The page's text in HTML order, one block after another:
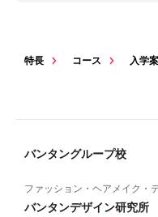
特長 コース 入学
バンタングループ校
ファッション・ヘアメイク・
バンタンデザイン研究所